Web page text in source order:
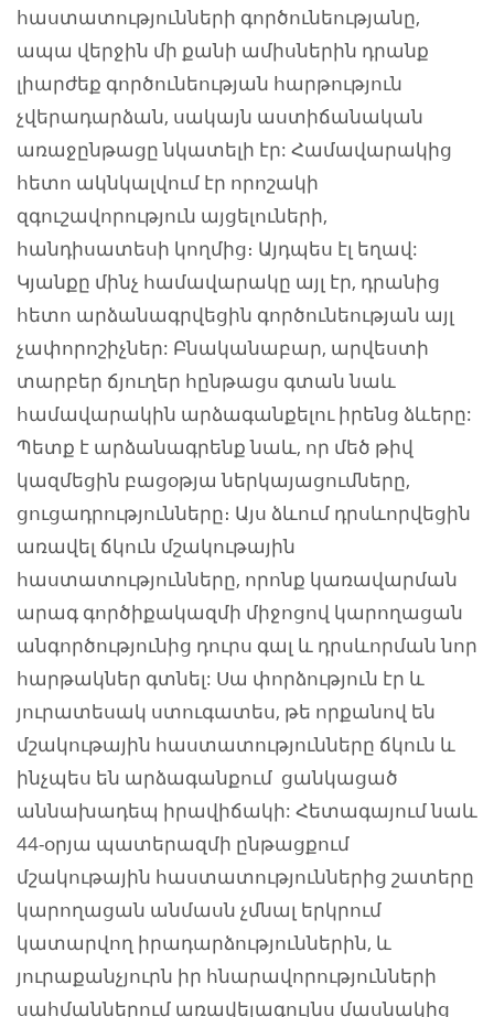
հաստատությունների գործունեությանը,
ապա վերջին մի քանի ամիսներին դրանք
լիարժեք գործունեության հարթություն
չվերադարձան, սակայն աստիճանական
առաջընթացը նկատելի էր: Համավարակից
հետո ակնկալվում էր որոշակի
զգուշավորություն այցելուների,
հանդիսատեսի կողմից։ Այդպես էլ եղավ:
Կյանքը մինչ համավարակը այլ էր, դրանից
հետո արձանագրվեցին գործունեության այլ
չափորոշիչներ: Բնականաբար, արվեստի
տարբեր ճյուղեր հընթացս գտան նաև
համավարակին արձագանքելու իրենց ձևերը:
Պետք է արձանագրենք նաև, որ մեծ թիվ
կազմեցին բացօթյա ներկայացումները,
ցուցադրությունները։ Այս ձևում դրսևորվեցին
առավել ճկուն մշակութային
հաստատությունները, որոնք կառավարման
արագ գործիքակազմի միջոցով կարողացան
անգործությունից դուրս գալ և դրսևորման նոր
հարթակներ գտնել: Սա փորձություն էր և
յուրատեսակ ստուգատես, թե որքանով են
մշակութային հաստատությունները ճկուն և
ինչպես են արձագանքում ցանկացած
աննախադեպ իրավիճակի: Հետագայում նաև
44-օրյա պատերազմի ընթացքում
մշակութային հաստատություններից շատերը
կարողացան անմասն չմնալ երկրում
կատարվող իրադարձություններին, և
յուրաքանչյուրն իր հնարավորությունների
սահմաններում առավելագույնս մասնակից